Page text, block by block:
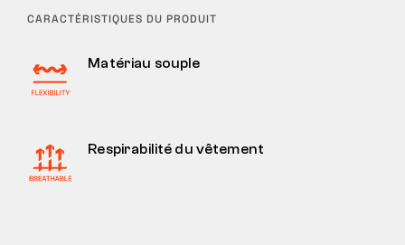
CARACTÉRISTIQUES DU PRODUIT
Matériau souple
Respirabilité du vêtement